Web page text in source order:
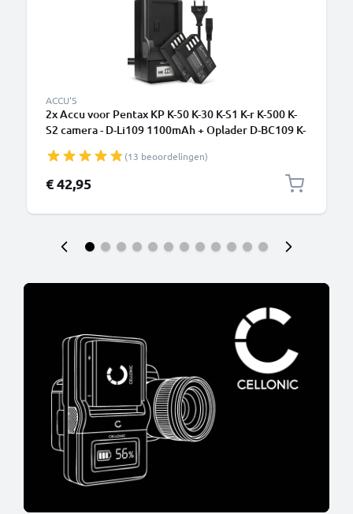
ACCU'S
2x Accu voor Pentax KP K-50 K-30 K-S1 K-r K-500 K-
S2 camera - D-Li109 1100mAh + Oplader D-BC109 K-
oplaadkabel
(13 beoordelingen)
€ 42,95